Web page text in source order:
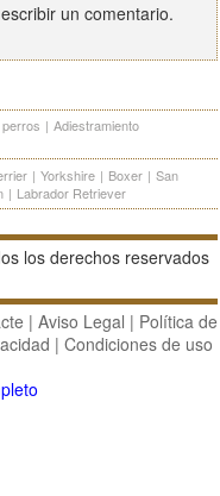
un comentario.
| Adiestramiento
| Yorkshire | Boxer | San
| Labrador Retriever
los derechos reservados
| Aviso Legal | Política de
| Condiciones de uso